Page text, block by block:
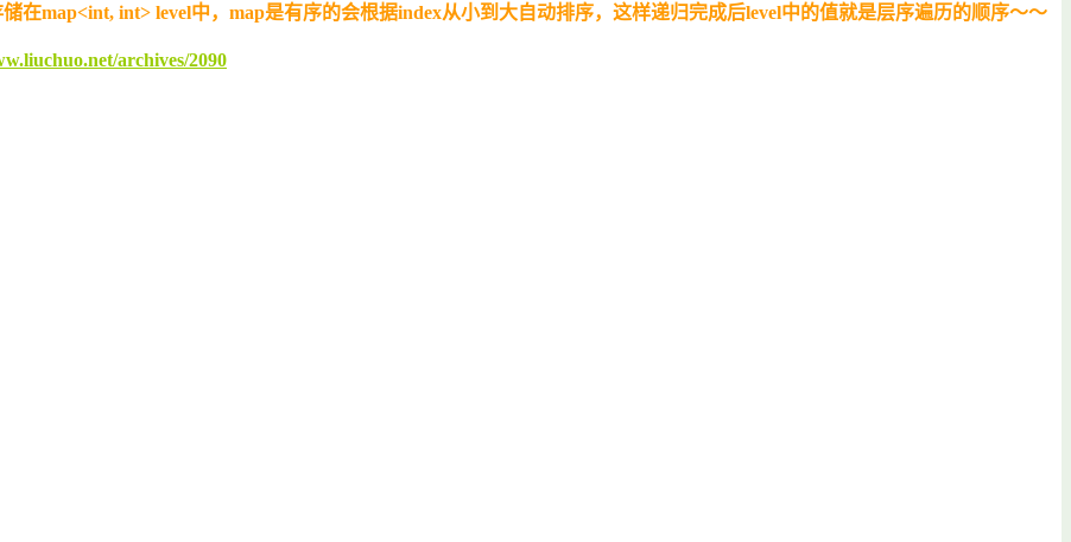
在map<int, int> level中，map是有序的会根据index从小到大自动排序，这样递归完成后level中的值就是层序遍历的顺序～～
archives/2090